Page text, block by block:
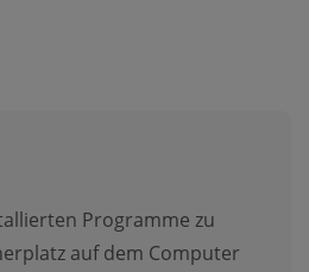
Programme zu
auf dem Computer